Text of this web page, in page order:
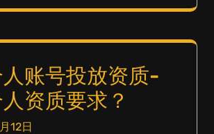
账号投放资质-
资质要求？
12日